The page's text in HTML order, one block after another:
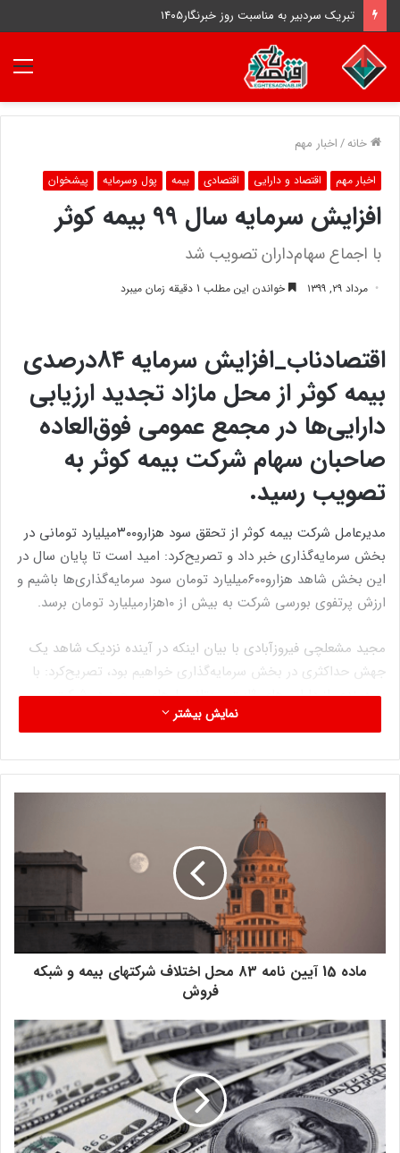
تبریک سردبیر به مناسبت روز خبرنگار۱۴۰۵
منو
خانه/اخبار مهم
اخبار مهم اقتصاد و دارایی اقتصادی بیمه پول وسرمایه پیشخوان
افزایش سرمایه‌ سال ۹۹ بیمه کوثر
با اجماع سهام‌داران تصویب شد
مرداد ۲۹, ۱۳۹۹ خواندن این مطلب 1 دقیقه زمان میبرد
اقتصادناب_افزایش سرمایه ۸۴درصدی
بیمه کوثر از محل مازاد تجدید ارزیابی
دارایی‌ها در مجمع عمومی فوق‌العاده
صاحبان سهام شرکت بیمه کوثر به
تصویب رسید.
مدیرعامل شرکت بیمه کوثر از تحقق سود هزارو۳۰۰میلیارد تومانی در
بخش سرمایه‌گذاری خبر داد و تصریح‌کرد: امید است تا پایان سال در
این بخش شاهد هزارو۶۰۰میلیارد تومان سود سرمایه‌گذاری‌ها باشیم و
ارزش پرتفوی بورسی شرکت به بیش از ۱۰هزارمیلیارد تومان برسد.
مجید مشعلچی فیروزآبادی با بیان اینکه در آینده نزدیک شاهد یک
جهش حداکثری در بخش سرمایه‌گذاری خواهیم بود، تصریح‌کرد: با
بهره‌مندی از دارایی‌های ثابت و پتانسیل‌های موجود در شرکت
سرمایه خود را افزایش خواهیم داد.
مدیرعامل بیمه کوثر دستیبابی به سود عملیات بیمه‌گری و کاهش
زیان بیمه‌گری را یکی از برنامه‌های شرکت برشمرد و خاطرنشان‌کرد:
سعی داریم با برنامه‌ریزی و ورود به بازارهای مالی سودده جایگاه خود
در میان سه شرکت برتر سوداور در میان شرکت‌های بیمه‌ای را حفظ
با اجماع سهام‌داران تصویب شد
نمایش بیشتر
ماده 15 آیین نامه 83 محل اختلاف شرکتهای بیمه و شبکه
فروش